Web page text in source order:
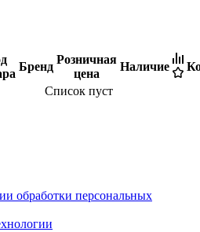
Бренд
Розничная
цена
Наличие
Список пуст
обработки персональных